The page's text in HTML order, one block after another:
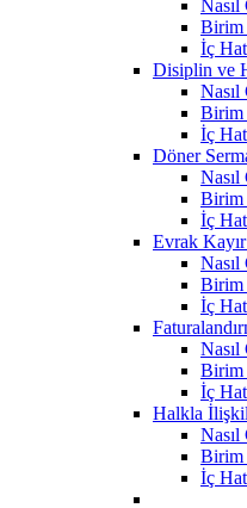
Birim
İç
Disiplin ve
Birim
İç
Döner
Birim
İç
Evrak
Birim
İç
Birim
İç
Halkla
Birim
İç